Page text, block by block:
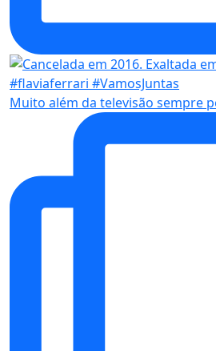
Muito além da televisão sempre